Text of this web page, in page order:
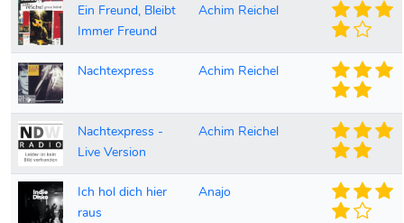
Ein Freund, Bleibt
Immer Freund
Achim Reichel
Nachtexpress Achim Reichel
Nachtexpress -
Live Version
Achim Reichel
Ich hol dich hier
raus
Anajo